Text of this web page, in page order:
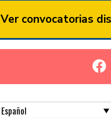
Ver convocatorias
Español